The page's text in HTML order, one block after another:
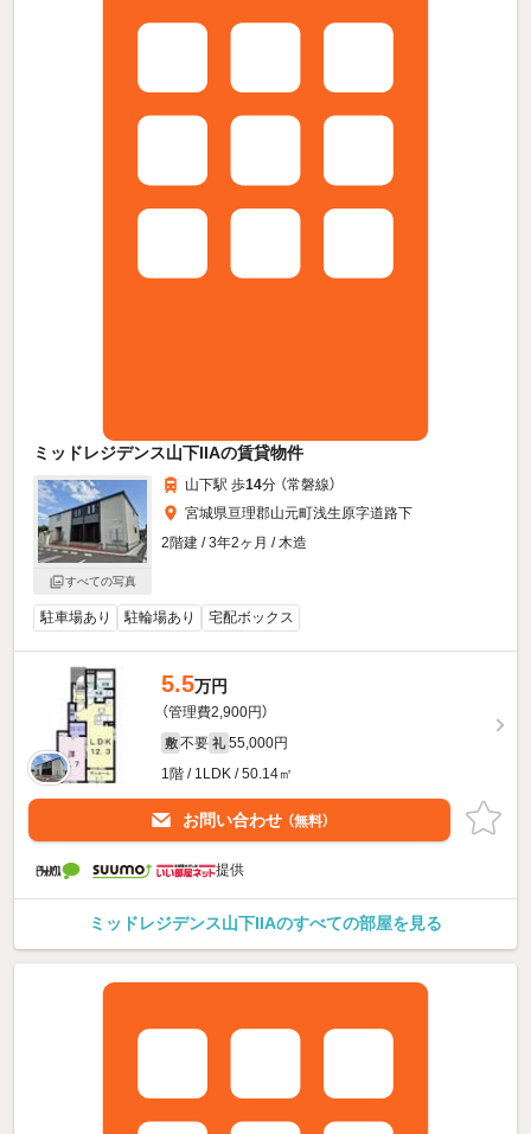
ミッドレジデンス山下IIAの賃貸物件
すべての写真
山下駅 歩14分 （常磐線）
宮城県亘理郡山元町浅生原字道路下
2階建 / 3年2ヶ月 / 木造
駐車場あり 駐輪場あり 宅配ボックス
5.5万円
（管理費2,900円）
敷 不要 礼 55,000円
1階 / 1LDK / 50.14㎡
お問い合わせ （無料）
提供
ミッドレジデンス山下IIAのすべての部屋を見る